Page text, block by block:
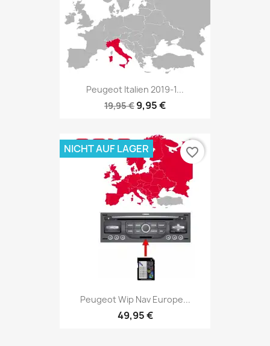
Peugeot Italien 2019-1...
19,95 € 9,95 €
Peugeot Wip Nav Europe...
49,95 €
NICHT AUF LAGER favorite_border